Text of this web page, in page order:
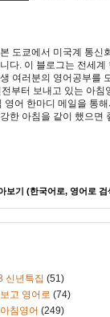
도쿄에서 미국계 통신
다. 이 블로그는 전세계
여러분의 영어공부를
부터 보내고 있는 아침
영어 한마디 메일을 통
한 아침을 같이 했으면
보기 (한국어로, 영어로 검
신년특집 (51)
고 영어로 (74)
침영어 (249)